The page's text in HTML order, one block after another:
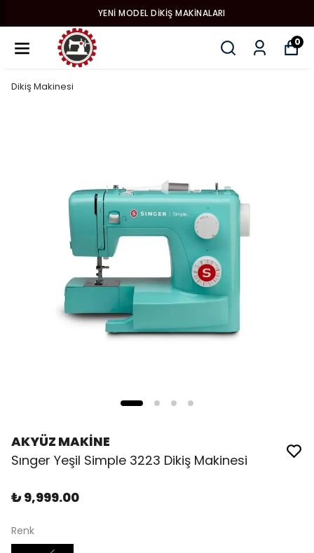
YENI MODEL DIKIŞ MAKINALARI
0
Dikiş Makinesi
AKYÜZ MAKİNE
Sınger Yeşil Simple 3223 Dikiş Makinesi
₺ 9,999.00
Renk